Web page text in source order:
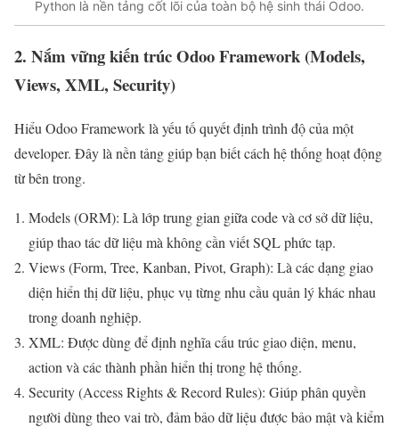
Python là nền tảng cốt lõi của toàn bộ hệ sinh thái Odoo.
2. Nắm vững kiến trúc Odoo Framework (Models,
Views, XML, Security)
Hiểu Odoo Framework là yếu tố quyết định trình độ của một
developer. Đây là nền tảng giúp bạn biết cách hệ thống hoạt động
từ bên trong.
Models (ORM): Là lớp trung gian giữa code và cơ sở dữ liệu,
giúp thao tác dữ liệu mà không cần viết SQL phức tạp.
Views (Form, Tree, Kanban, Pivot, Graph): Là các dạng giao
diện hiển thị dữ liệu, phục vụ từng nhu cầu quản lý khác nhau
trong doanh nghiệp.
XML: Được dùng để định nghĩa cấu trúc giao diện, menu,
action và các thành phần hiển thị trong hệ thống.
Security (Access Rights & Record Rules): Giúp phân quyền
người dùng theo vai trò, đảm bảo dữ liệu được bảo mật và kiểm